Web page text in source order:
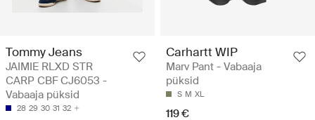
Tommy Jeans
JAIMIE RLXD STR
CARP CBF CJ6053 -
Vabaaja püksid
28 29 30 31 32
Carhartt WIP
Marv Pant - Vabaaja
püksid
S M XL
119 €